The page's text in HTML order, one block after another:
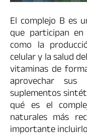
El complejo B es
que participan
como la
celular y la salud
vitaminas de
aprovechar sus
suplementos
qué es el
naturales más
importante